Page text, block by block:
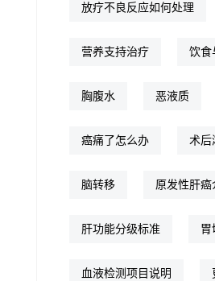
放疗不良反应如何处理
营养支持治疗 饮食
胸腹水 恶液质
癌痛了怎么办 术后
脑转移 原发性肝
肝功能分级标准 胃
血液检测项目说明